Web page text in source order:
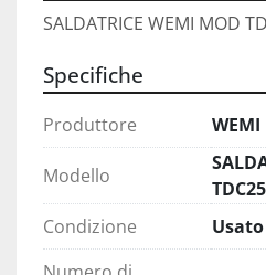
SALDATRICE WEMI MOD
Specifiche
Produttore WEMI
Modello
Condizione
Usato